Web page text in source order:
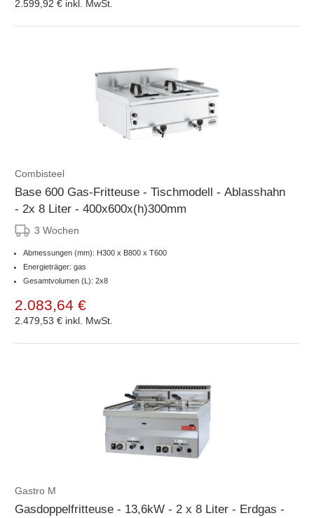
2.599,92 € inkl. MwSt.
Combisteel
Base 600 Gas-Fritteuse - Tischmodell - Ablasshahn
- 2x 8 Liter - 400x600x(h)300mm
3 Wochen
Abmessungen (mm): H300 x B800 x T600
Energieträger: gas
Gesamtvolumen (L): 2x8
2.083,64 €
2.479,53 € inkl. MwSt.
Gastro M
Gasdoppelfritteuse - 13,6kW - 2 x 8 Liter - Erdgas -